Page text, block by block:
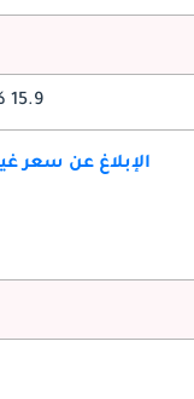
15.9 كم/ليتر
الإبلاغ عن سعر